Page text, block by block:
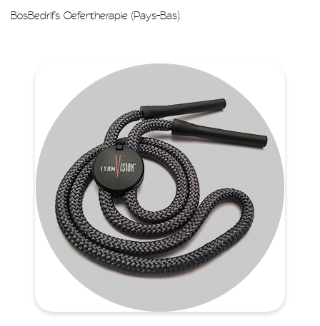
BosBedrifs Oefentherapie (Pays-Bas).